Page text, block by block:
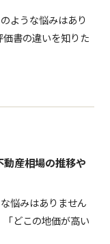
ような悩みはあり
書の違いを知りた
産相場の推移や
悩みはありません
どこの地価が高い